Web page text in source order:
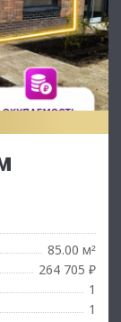
85.00 м²
264 705 ₽
1
1